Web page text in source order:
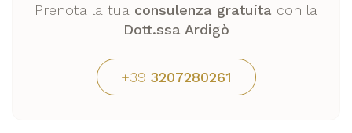
Prenota la tua consulenza gratuita con la
Dott.ssa Ardigò
+39 3207280261